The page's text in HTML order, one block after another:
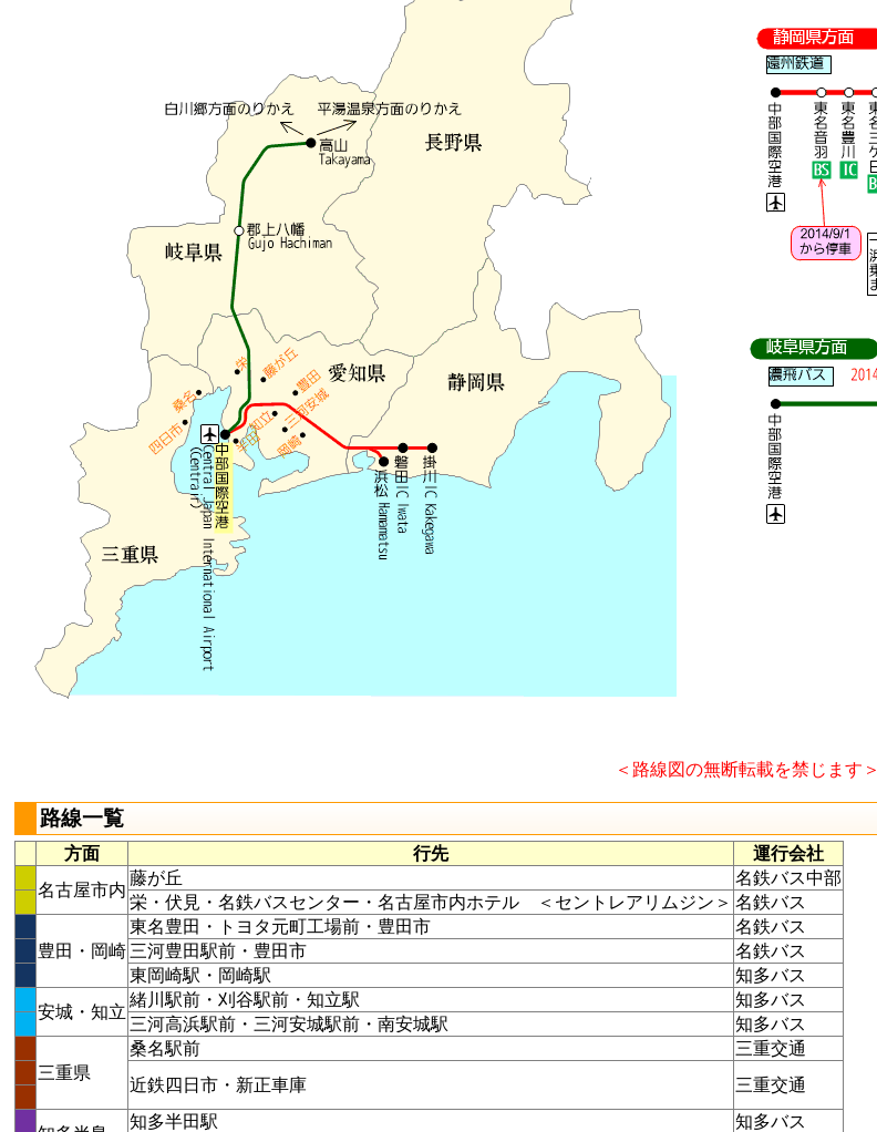
＜路線図の無断転載を禁じます＞
路線一覧
方面 行先
運行会社
名古屋市内
藤が丘
名鉄バス中部
栄・伏見・名鉄バスセンター・名古屋市内ホテル ＜セントレアリムジン＞ 名鉄バス
豊田・岡崎
東名豊田・トヨタ元町工場前・豊田市
名鉄バス
三河豊田駅前・豊田市
名鉄バス
東岡崎駅・岡崎駅
知多バス
安城・知立
緒川駅前・刈谷駅前・知立駅
知多バス
三河高浜駅前・三河安城駅前・南安城駅
知多バス
三重県
桑名駅前
三重交通
近鉄四日市・新正車庫
三重交通
知多半田駅 知多バス